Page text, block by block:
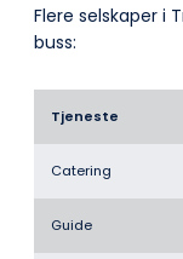
Flere selskaper i
buss:
Tjeneste
Catering
Guide